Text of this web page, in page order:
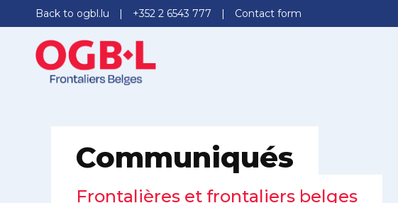
Back to ogbl.lu +352 2 6543 777 Contact form
Communiqués
Frontalières et frontaliers belges